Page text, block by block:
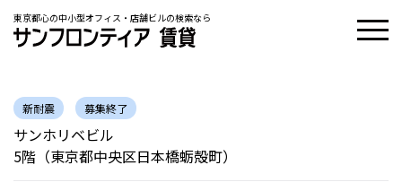
東京都心の中小型オフィス・店舗ビルの検索なら
新耐震 募集終了
サンホリベビル
5階（東京都中央区日本橋蛎殻町）